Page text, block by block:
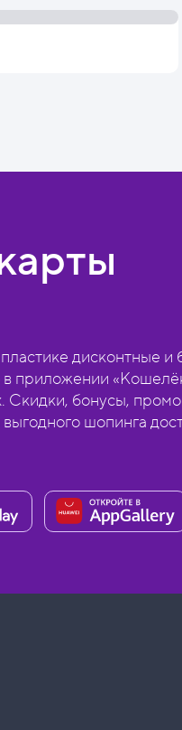
дисконтные и
приложении
Скидки, бонусы,
шопинга